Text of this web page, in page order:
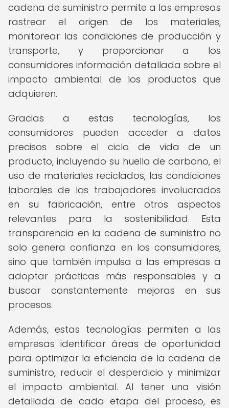
cadena de suministro permite a las empresas
rastrear el origen de los materiales,
monitorear las condiciones de producción y
transporte, y proporcionar a los
consumidores información detallada sobre el
impacto ambiental de los productos que
adquieren.
Gracias a estas tecnologías, los
consumidores pueden acceder a datos
precisos sobre el ciclo de vida de un
producto, incluyendo su huella de carbono, el
uso de materiales reciclados, las condiciones
laborales de los trabajadores involucrados
en su fabricación, entre otros aspectos
relevantes para la sostenibilidad. Esta
transparencia en la cadena de suministro no
solo genera confianza en los consumidores,
sino que también impulsa a las empresas a
adoptar prácticas más responsables y a
buscar constantemente mejoras en sus
procesos.
Además, estas tecnologías permiten a las
empresas identificar áreas de oportunidad
para optimizar la eficiencia de la cadena de
suministro, reducir el desperdicio y minimizar
el impacto ambiental. Al tener una visión
detallada de cada etapa del proceso, es